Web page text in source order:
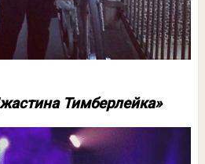
Тимберлейка»